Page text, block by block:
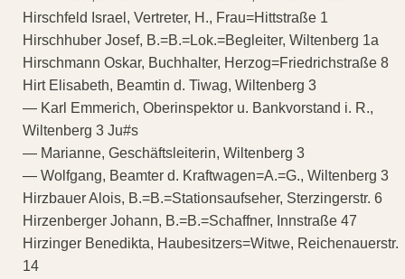
Hirschfeld Israel, Vertreter, H., Frau=Hittstraße 1
Hirschhuber Josef, B.=B.=Lok.=Begleiter, Wiltenberg 1a
Hirschmann Oskar, Buchhalter, Herzog=Friedrichstraße 8
Hirt Elisabeth, Beamtin d. Tiwag, Wiltenberg 3
— Karl Emmerich, Oberinspektor u. Bankvorstand i. R.,
Wiltenberg 3 Ju#s
— Marianne, Geschäftsleiterin, Wiltenberg 3
— Wolfgang, Beamter d. Kraftwagen=A.=G., Wiltenberg 3
Hirzbauer Alois, B.=B.=Stationsaufseher, Sterzingerstr. 6
Hirzenberger Johann, B.=B.=Schaffner, Innstraße 47
Hirzinger Benedikta, Haubesitzers=Witwe, Reichenauerstr.
14